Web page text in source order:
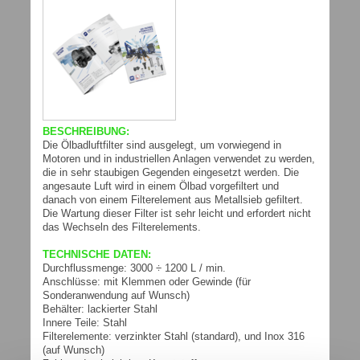
BESCHREIBUNG:
Die Ölbadluftfilter sind ausgelegt, um vorwiegend in
Motoren und in industriellen Anlagen verwendet zu werden,
die in sehr staubigen Gegenden eingesetzt werden. Die
angesaute Luft wird in einem Ölbad vorgefiltert und
danach von einem Filterelement aus Metallsieb gefiltert.
Die Wartung dieser Filter ist sehr leicht und erfordert nicht
das Wechseln des Filterelements.
TECHNISCHE DATEN:
Durchflussmenge: 3000 ÷ 1200 L / min.
Anschlüsse: mit Klemmen oder Gewinde (für
Sonderanwendung auf Wunsch)
Behälter: lackierter Stahl
Innere Teile: Stahl
Filterelemente: verzinkter Stahl (standard), und Inox 316
(auf Wunsch)